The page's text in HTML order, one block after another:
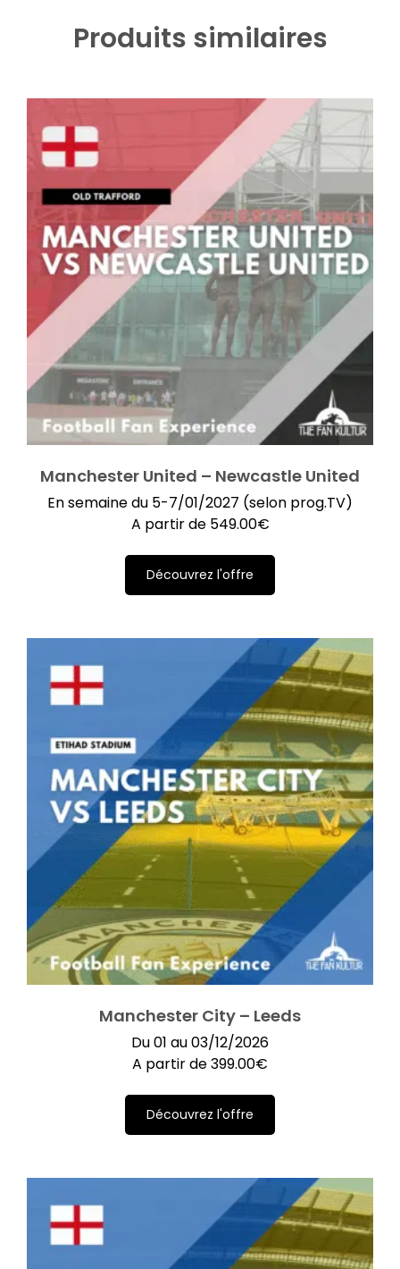
Produits similaires
Manchester United – Newcastle United
En semaine du 5-7/01/2027 (selon prog.TV)
A partir de 549.00€
Découvrez l'offre
Manchester City – Leeds
Du 01 au 03/12/2026
A partir de399.00€
Découvrez l'offre